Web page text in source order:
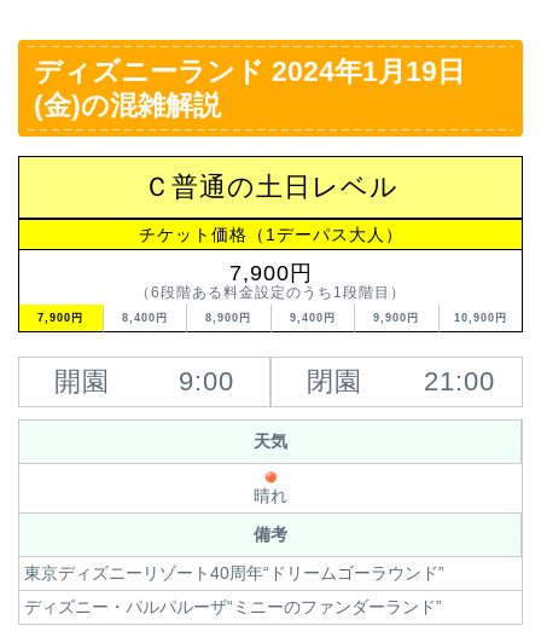
ディズニーランド 2024年1月19日
(金)の混雑解説
Ｃ普通の土日レベル
チケット価格（1デーパス大人）
7,900円
（6段階ある料金設定のうち1段階目）
7,900円 8,400円 8,900円 9,400円 9,900円 10,900円
開園 9:00 閉園 21:00
天気
晴れ
備考
東京ディズニーリゾート40周年“ドリームゴーラウンド”
ディズニー・パルパルーザ“ミニーのファンダーランド”